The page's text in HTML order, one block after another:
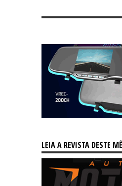
LEIA A REVISTA DESTE